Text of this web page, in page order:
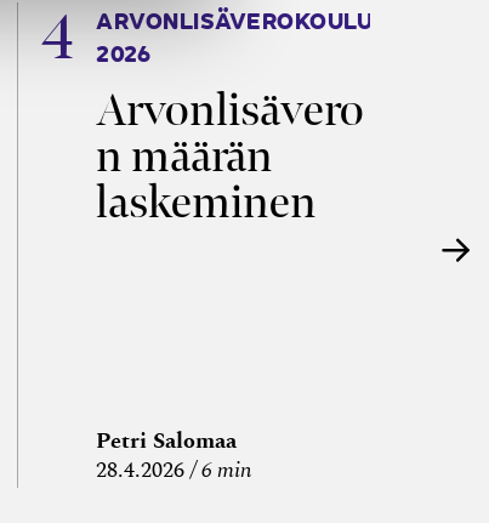
ARVONLISÄVEROKOULU
2026
Arvonlisävero
n määrän
laskeminen
Petri Salomaa
28.4.2026 6 min